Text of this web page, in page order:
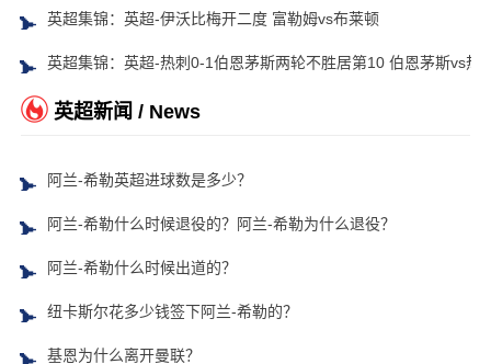
英超集锦：英超-伊沃比梅开二度 富勒姆vs布莱顿
英超集锦：英超-热刺0-1伯恩茅斯两轮不胜居第10 伯恩茅斯vs热
英超新闻 / News
阿兰-希勒英超进球数是多少？
阿兰-希勒什么时候退役的？阿兰-希勒为什么退役？
阿兰-希勒什么时候出道的？
纽卡斯尔花多少钱签下阿兰-希勒的？
基恩为什么离开曼联？